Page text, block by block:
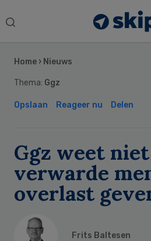
Search
Home › Nieuws
Thema: Ggz
Opslaan Reageer nu Delen
Ggz weet
verwarde
overlast
Frits Baltesen
Sidebar